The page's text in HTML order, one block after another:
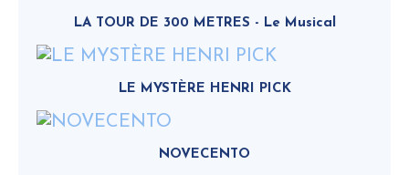
LA TOUR DE 300 METRES - Le Musical
LE MYSTÈRE HENRI PICK
NOVECENTO